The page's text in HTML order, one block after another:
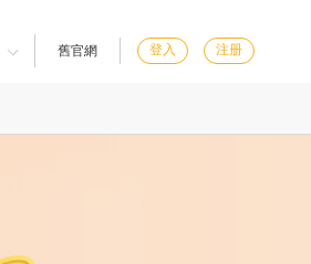
舊官網 登入 注册